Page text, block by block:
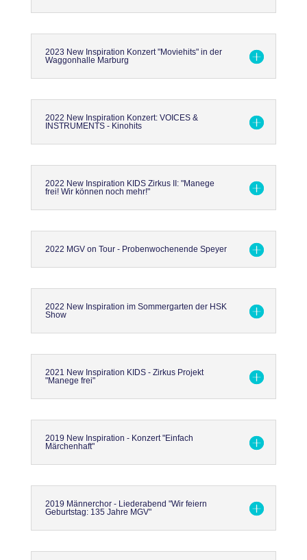
2023 New Inspiration Konzert "Moviehits" in der
Waggonhalle Marburg
2022 New Inspiration Konzert: VOICES &
INSTRUMENTS - Kinohits
2022 New Inspiration KIDS Zirkus II: "Manege
frei! Wir können noch mehr!"
2022 MGV on Tour - Probenwochenende Speyer
2022 New Inspiration im Sommergarten der HSK
Show
2021 New Inspiration KIDS - Zirkus Projekt
"Manege frei"
2019 New Inspiration - Konzert "Einfach
Märchenhaft"
2019 Männerchor - Liederabend "Wir feiern
Geburtstag: 135 Jahre MGV"